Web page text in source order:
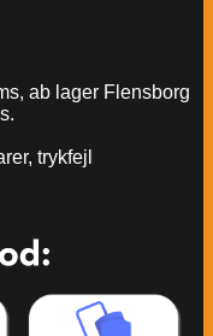
ab lager Flensborg
trykfejl